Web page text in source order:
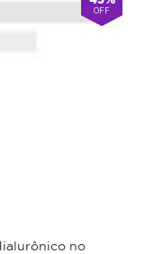
OFF
no